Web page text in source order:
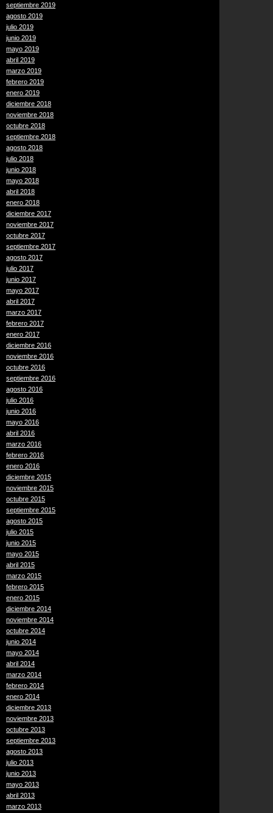
septiembre 2019
agosto 2019
julio 2019
junio 2019
mayo 2019
abril 2019
marzo 2019
febrero 2019
enero 2019
diciembre 2018
noviembre 2018
octubre 2018
septiembre 2018
agosto 2018
julio 2018
junio 2018
mayo 2018
abril 2018
enero 2018
diciembre 2017
noviembre 2017
octubre 2017
septiembre 2017
agosto 2017
julio 2017
junio 2017
mayo 2017
abril 2017
marzo 2017
febrero 2017
enero 2017
diciembre 2016
noviembre 2016
octubre 2016
septiembre 2016
agosto 2016
julio 2016
junio 2016
mayo 2016
abril 2016
marzo 2016
febrero 2016
enero 2016
diciembre 2015
noviembre 2015
octubre 2015
septiembre 2015
agosto 2015
julio 2015
junio 2015
mayo 2015
abril 2015
marzo 2015
febrero 2015
enero 2015
diciembre 2014
noviembre 2014
octubre 2014
junio 2014
mayo 2014
abril 2014
marzo 2014
febrero 2014
enero 2014
diciembre 2013
noviembre 2013
octubre 2013
septiembre 2013
agosto 2013
julio 2013
junio 2013
mayo 2013
abril 2013
marzo 2013